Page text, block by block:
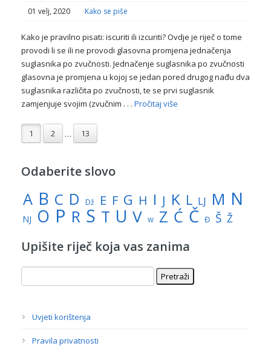
01 velj, 2020 Kako se piše
Kako je pravilno pisati: iscuriti ili izcuriti? Ovdje je riječ o tome
provodi li se ili ne provodi glasovna promjena jednačenja
suglasnika po zvučnosti. Jednačenje suglasnika po zvučnosti
glasovna je promjena u kojoj se jedan pored drugog nađu dva
suglasnika različita po zvučnosti, te se prvi suglasnik
zamjenjuje svojim (zvučnim . . . Pročitaj više
1 2 … 13
Odaberite slovo
A B C D Dž E F G H I J K L LJ M N
NJ O P R S T U V W Z Ć Č Đ Š Ž
Upišite riječ koja vas zanima
Uvjeti korištenja
Pravila privatnosti